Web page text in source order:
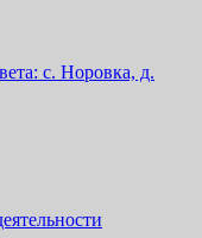
с. Норовка, д.